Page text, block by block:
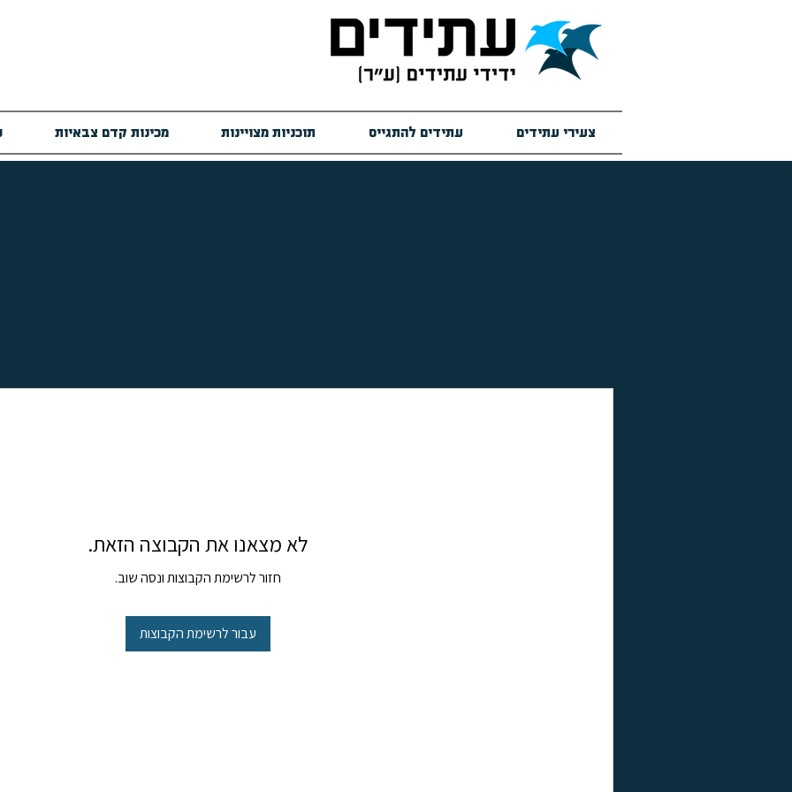
צעירי עתידים עתידים להתגייס תוכניות מצויינות מכינות קדם צבאיות
לא מצאנו את הקבוצה הזאת.
חזור לרשימת הקבוצות ונסה שוב.
עבור לרשימת הקבוצות